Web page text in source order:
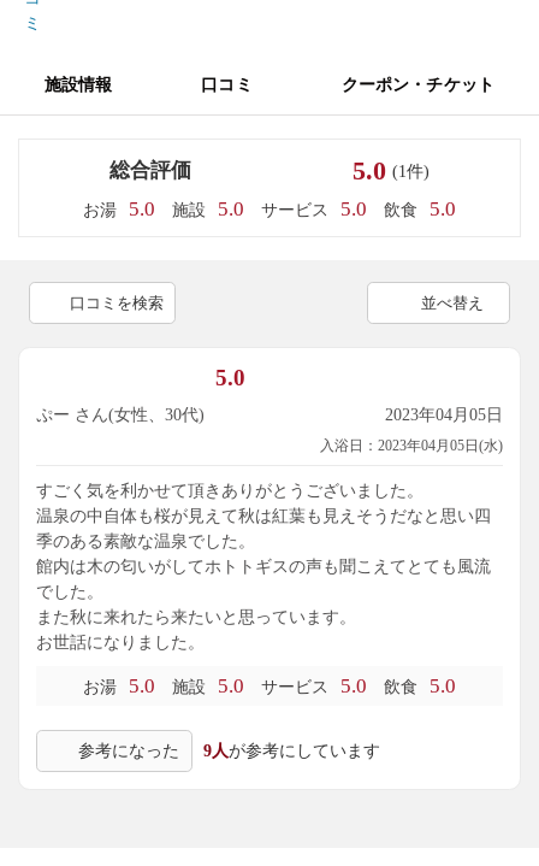
ミ
施設情報 口コミ クーポン・チケット
総合評価 5.0 (1件)
お湯 5.0 施設 5.0 サービス 5.0 飲食 5.0
口コミを検索 並べ替え
5.0
ぷー さん(女性、30代) 2023年04月05日
入浴日：2023年04月05日(水)
すごく気を利かせて頂きありがとうございました。
温泉の中自体も桜が見えて秋は紅葉も見えそうだなと思い四
季のある素敵な温泉でした。
館内は木の匂いがしてホトトギスの声も聞こえてとても風流
でした。
また秋に来れたら来たいと思っています。
お世話になりました。
お湯 5.0 施設 5.0 サービス 5.0 飲食 5.0
参考になった 9人が参考にしています